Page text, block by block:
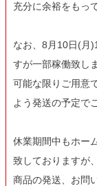
充分に余裕をもっ
なお、8月10日(月
すが一部稼働致し
可能な限りご用意
よう発送の予定で
休業期間中もホー
致しておりますが、
商品の発送、お問